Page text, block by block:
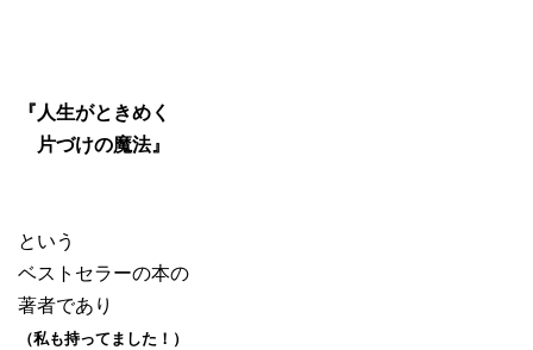
『人生がときめく
片づけの魔法』
という
ベストセラーの本の
著者であり
（私も持ってました！）